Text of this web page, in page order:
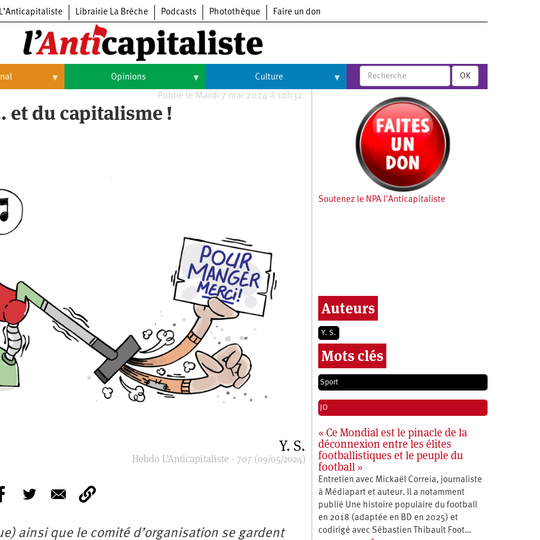
L’Anticapitaliste Librairie La Brèche Podcasts Photothèque Faire un don
Opinions Culture
Culture
OK
Publié le Mardi 7 mai 2024 à 10h32.
et du capitalisme !
Y. S.
Hebdo L’Anticapitaliste - 707 (09/05/2024)
ainsi que le comité d’organisation se gardent
Soutenez le NPA l'Anticapitaliste
Auteurs
Y. S.
Mots clés
Sport
JO
« Ce Mondial est le pinacle de la
déconnexion entre les élites
footballistiques et le peuple du
football »
Entretien avec Mickaël Correia, journaliste
à Médiapart et auteur. Il a notamment
publié Une histoire populaire du football
en 2018 (adaptée en BD en 2025) et
codirigé avec Sébastien Thibault Foot…